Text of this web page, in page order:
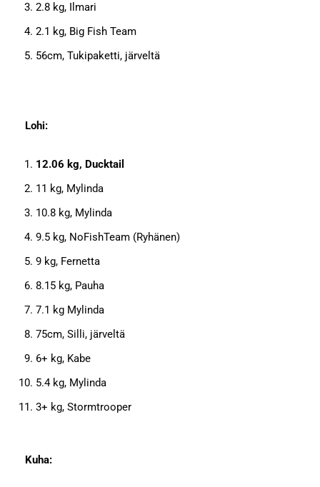
2.8 kg, Ilmari
2.1 kg, Big Fish Team
56cm, Tukipaketti, järveltä
Lohi:
12.06 kg, Ducktail
11 kg, Mylinda
10.8 kg, Mylinda
9.5 kg, NoFishTeam (Ryhänen)
9 kg, Fernetta
8.15 kg, Pauha
7.1 kg Mylinda
75cm, Silli, järveltä
6+ kg, Kabe
5.4 kg, Mylinda
3+ kg, Stormtrooper
Kuha: